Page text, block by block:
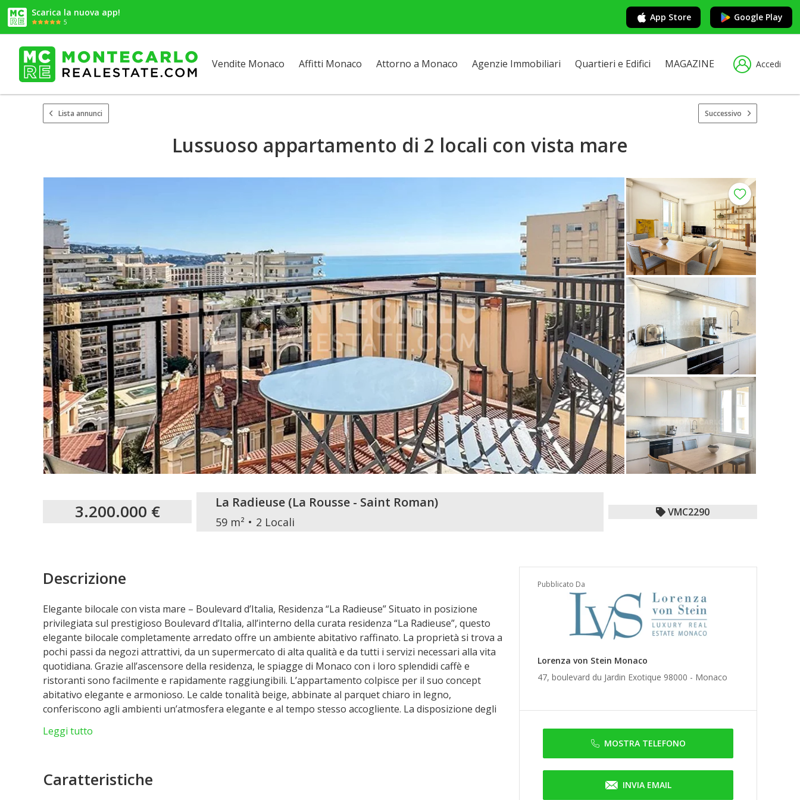
Scarica la nuova app!
5 App Store Google Play
Vendite Monaco Affitti Monaco Attorno a Monaco Agenzie Immobiliari Quartieri e Edifici MAGAZINE Accedi
Lista annunci Successivo
Lussuoso appartamento di 2 locali con vista mare
3.200.000 € La Radieuse (La Rousse - Saint Roman)
59 m² 2 Locali
VMC2290
Pubblicato Da
Lorenza von Stein Monaco
47, boulevard du Jardin Exotique 98000 - Monaco
MOSTRA TELEFONO
INVIA EMAIL
Descrizione
Elegante bilocale con vista mare – Boulevard d’Italia, Residenza “La Radieuse” Situato in posizione
privilegiata sul prestigioso Boulevard d’Italia, all’interno della curata residenza “La Radieuse”, questo
elegante bilocale completamente arredato offre un ambiente abitativo raffinato. La proprietà si trova a
pochi passi da negozi attrattivi, da un supermercato di alta qualità e da tutti i servizi necessari alla vita
quotidiana. Grazie all’ascensore della residenza, le spiagge di Monaco con i loro splendidi caffè e
ristoranti sono facilmente e rapidamente raggiungibili. L’appartamento colpisce per il suo concept
abitativo elegante e armonioso. Le calde tonalità beige, abbinate al parquet chiaro in legno,
conferiscono agli ambienti un’atmosfera elegante e al tempo stesso accogliente. La disposizione degli
contenimento. Grazie all’esposizione a est, si può inoltre godere della splendida luce del sole del
una confortevole camera da letto con vista mare e di un moderno bagno con doccia adiacente. Una
Leggi tutto
Caratteristiche